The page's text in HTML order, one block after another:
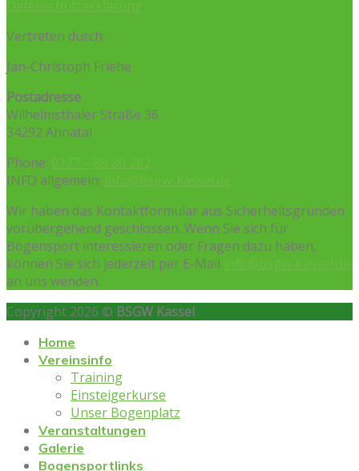
Datenschutzerklärung
Vertreten durch:
Jan-Christoph Friehe
Postadresse
Wilhelmsthaler Straße 36
34292 Ahnatal
Phone: 0177 – 85 80 282
INFO allgemein: info@bsgw-kassel.de
Wir haben das Kontaktformular aus Sicherheitsgründen
vorübergehend geschlossen. Wenn Sie sich für
Bogensport interessieren oder Fragen dazu haben,
können Sie sich jederzeit per E-Mail info@bsgw-kassel.de
an uns wenden.
Copyright 2026 © BSGW Kassel
Home
Vereinsinfo
Training
Einsteigerkurse
Unser Bogenplatz
Veranstaltungen
Galerie
Bogensportlinks